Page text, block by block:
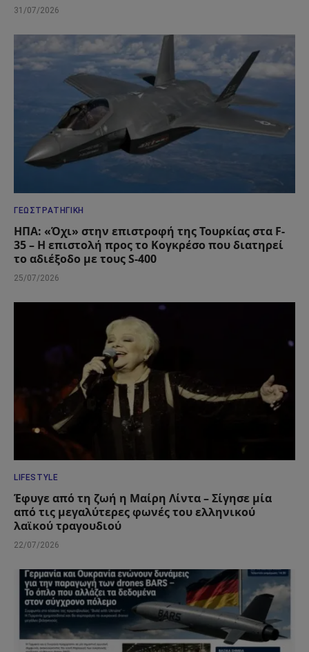
31/07/2026
ΓΕΩΣΤΡΑΤΗΓΙΚΉ
ΗΠΑ: «Όχι» στην επιστροφή της Τουρκίας στα F-
35 – Η επιστολή προς το Κογκρέσο που διατηρεί
το αδιέξοδο με τους S-400
25/07/2026
LIFESTYLE
Έφυγε από τη ζωή η Μαίρη Λίντα – Σίγησε μία
από τις μεγαλύτερες φωνές του ελληνικού
λαϊκού τραγουδιού
22/07/2026